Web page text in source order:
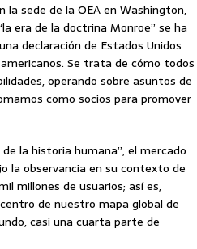
la sede de la OEA en Washington,
era de la doctrina Monroe” se ha
declaración de Estados Unidos
Se trata de cómo todos
operando sobre asuntos de
como socios para promover
la historia humana”, el mercado
la observancia en su contexto de
millones de usuarios; así es,
de nuestro mapa global de
casi una cuarta parte de